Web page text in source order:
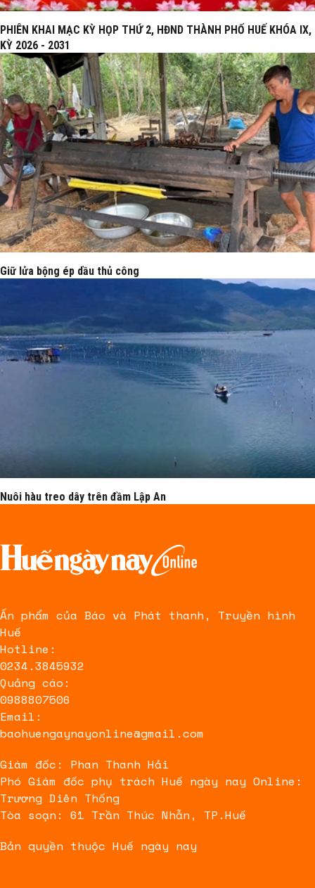
PHIÊN KHAI MẠC KỲ HỌP THỨ 2, HĐND THÀNH PHỐ HUẾ KHÓA IX,
KỲ 2026 - 2031
Giữ lửa bộng ép dầu thủ công
Nuôi hàu treo dây trên đầm Lập An
Ấn phẩm của Báo và Phát thanh, Truyền hình
Huế
Hotline:
0234.3845932
Quảng cáo:
0988807506
Email:
baohuengaynayonline@gmail.com
Giám đốc: Phan Thanh Hải
Phó Giám đốc phụ trách Huế ngày nay Online:
Trương Diên Thống
Tòa soạn: 61 Trần Thúc Nhẫn, TP.Huế
Bản quyền thuộc Huế ngày nay